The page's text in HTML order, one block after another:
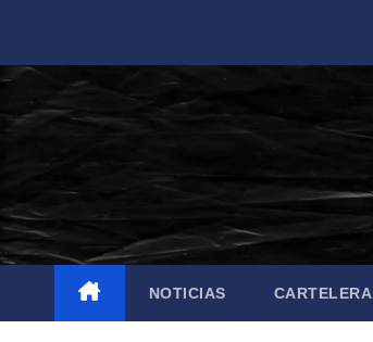
contenido
NOTICIAS CARTELERA